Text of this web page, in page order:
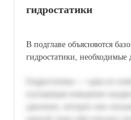
гидростатики
В подглаве объясняются
гидростатики,